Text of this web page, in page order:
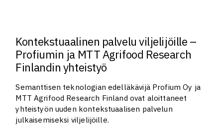
Kontekstuaalinen palvelu viljelijöille –
Profiumin ja MTT Agrifood Research
Finlandin yhteistyö
Semanttisen teknologian edelläkävijä Profium Oy ja
MTT Agrifood Research Finland ovat aloittaneet
yhteistyön uuden kontekstuaalisen palvelun
julkaisemiseksi viljelijöille.